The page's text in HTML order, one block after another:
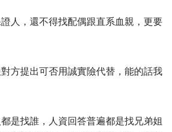
人，還不得找配偶跟直系血親，更要
方提出可否用誠實險代替，能的話我
是找誰，人資回答普遍都是找兄弟姐